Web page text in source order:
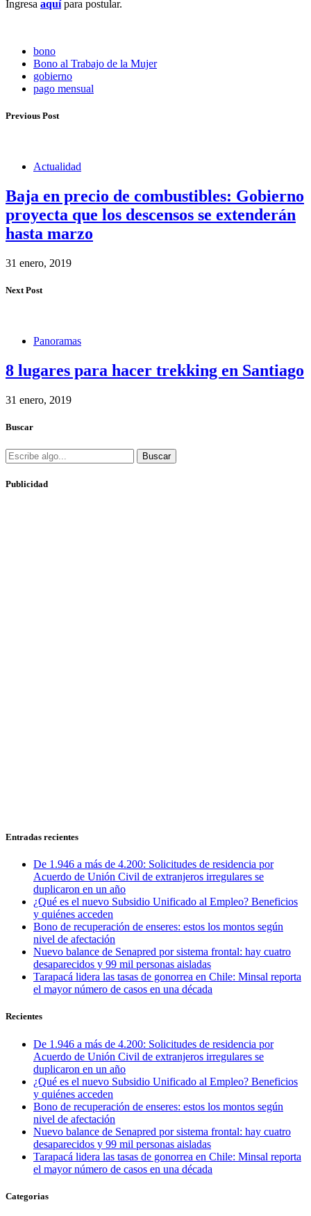
Ingresa aquípara postular.
bono
Bono al Trabajo de la Mujer
gobierno
pago mensual
Previous Post
Actualidad
Baja en precio de combustibles: Gobierno
proyecta que los descensos se extenderán
hasta marzo
31 enero, 2019
Next Post
Panoramas
8 lugares para hacer trekking en Santiago
31 enero, 2019
Buscar
Buscar
Publicidad
Entradas recientes
De 1.946 a más de 4.200: Solicitudes de residencia por
Acuerdo de Unión Civil de extranjeros irregulares se
duplicaron en un año
¿Qué es el nuevo Subsidio Unificado al Empleo? Beneficios
y quiénes acceden
Bono de recuperación de enseres: estos los montos según
nivel de afectación
Nuevo balance de Senapred por sistema frontal: hay cuatro
desaparecidos y 99 mil personas aisladas
Tarapacá lidera las tasas de gonorrea en Chile: Minsal reporta
el mayor número de casos en una década
Recientes
De 1.946 a más de 4.200: Solicitudes de residencia por
Acuerdo de Unión Civil de extranjeros irregulares se
duplicaron en un año
¿Qué es el nuevo Subsidio Unificado al Empleo? Beneficios
y quiénes acceden
Bono de recuperación de enseres: estos los montos según
nivel de afectación
Nuevo balance de Senapred por sistema frontal: hay cuatro
desaparecidos y 99 mil personas aisladas
Tarapacá lidera las tasas de gonorrea en Chile: Minsal reporta
el mayor número de casos en una década
Categorias